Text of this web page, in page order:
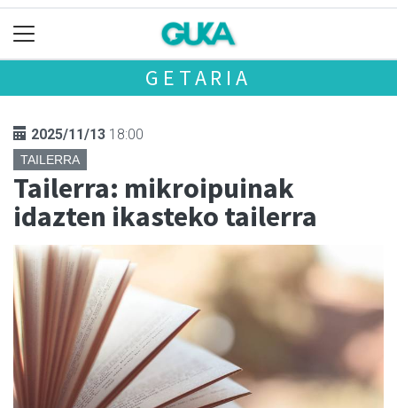
GETARIA
2025/11/13 18:00
TAILERRA
Tailerra: mikroipuinak
idazten ikasteko tailerra